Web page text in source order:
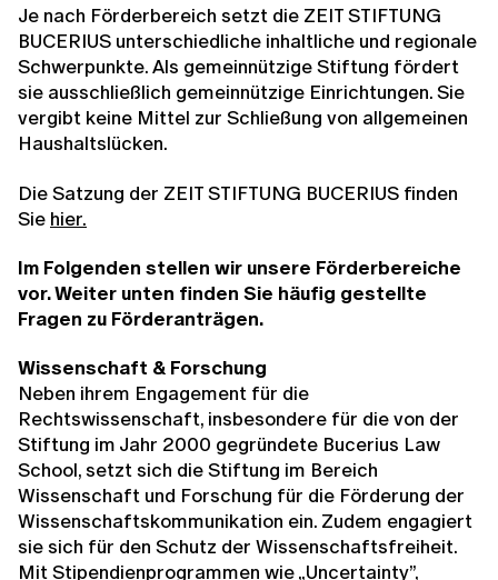
Je nach Förderbereich setzt die ZEIT STIFTUNG
BUCERIUS unterschiedliche inhaltliche und regionale
Schwerpunkte. Als gemeinnützige Stiftung fördert
sie ausschließlich gemeinnützige Einrichtungen. Sie
vergibt keine Mittel zur Schließung von allgemeinen
Haushaltslücken.
Die Satzung der ZEIT STIFTUNG BUCERIUS finden
Sie hier.
Im Folgenden stellen wir unsere Förderbereiche
vor. Weiter unten finden Sie häufig gestellte
Fragen zu Förderanträgen.
Wissenschaft & Forschung
Neben ihrem Engagement für die
Rechtswissenschaft, insbesondere für die von der
Stiftung im Jahr 2000 gegründete Bucerius Law
School, setzt sich die Stiftung im Bereich
Wissenschaft und Forschung für die Förderung der
Wissenschaftskommunikation ein. Zudem engagiert
sie sich für den Schutz der Wissenschaftsfreiheit.
Mit Stipendienprogrammen wie „Uncertainty”,